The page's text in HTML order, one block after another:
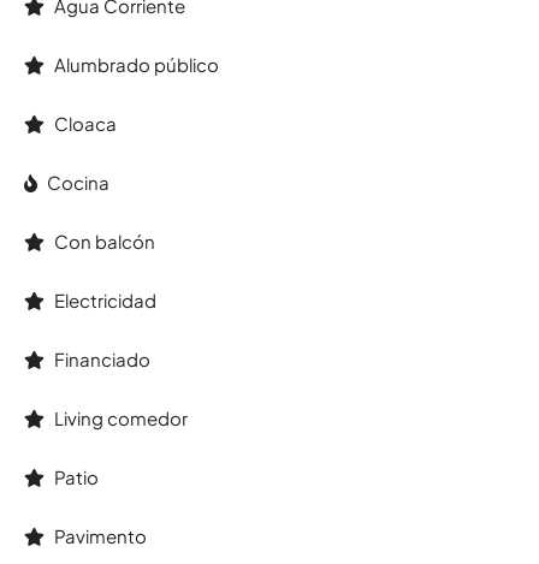
Agua Corriente
Alumbrado público
Cloaca
Cocina
Con balcón
Electricidad
Financiado
Living comedor
Patio
Pavimento